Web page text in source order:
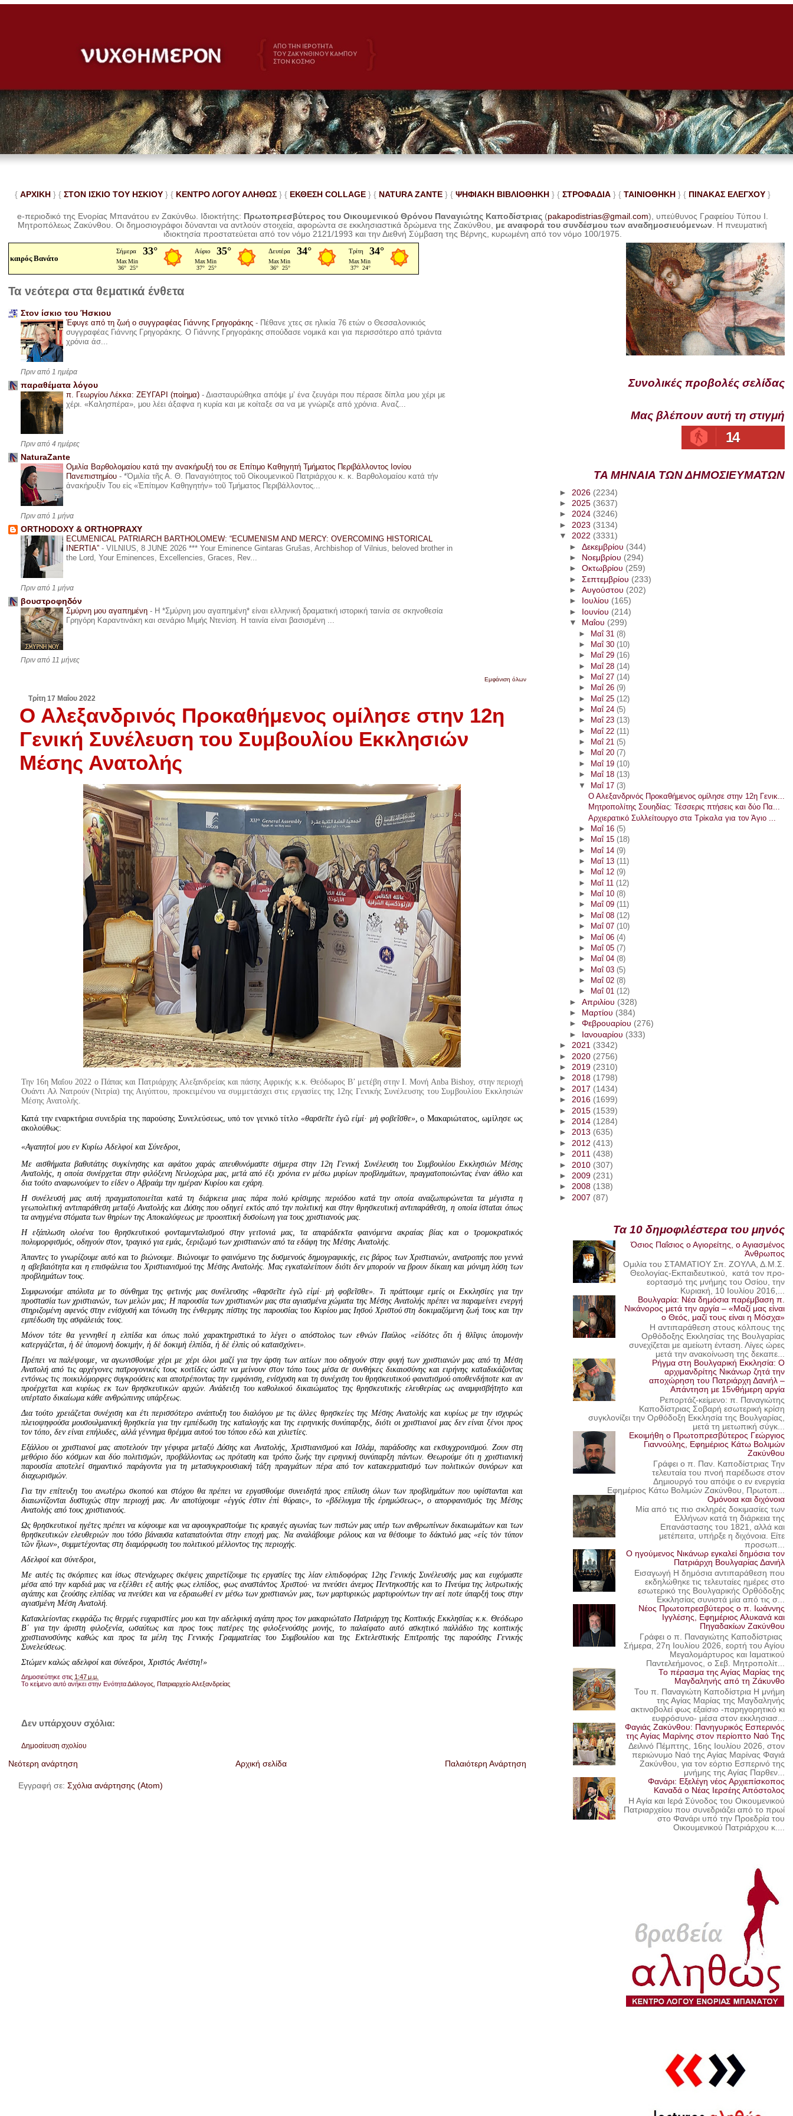
{ ΑΡΧΙΚΗ } { ΣΤΟΝ ΙΣΚΙΟ ΤΟΥ ΗΣΚΙΟΥ } { ΚΕΝΤΡΟ ΛΟΓΟΥ ΑΛΗΘΩΣ } { ΕΚΘΕΣΗ COLLAGE }{ NATURA ZANTE} { ΨΗΦΙΑΚΗ ΒΙΒΛΙΟΘΗΚΗ } { ΣΤΡΟΦΑΔΙΑ } { ΤΑΙΝΙΟΘΗΚΗ } { ΠΙΝΑΚΑΣ ΕΛΕΓΧΟΥ}
e-περιοδικό της Ενορίας Μπανάτου εν Ζακύνθω. Ιδιοκτήτης: Πρωτοπρεσβύτερος του Οικουμενικού Θρόνου Παναγιώτης Καποδίστριας (pakapodistrias@gmail.com), υπεύθυνος Γραφείου Τύπου Ι.
Μητροπόλεως Ζακύνθου.Οι δημοσιογράφοι δύνανται να αντλούν στοιχεία, αφορώντα σε εκκλησιαστικά δρώμενα της Ζακύνθου, με αναφορά του συνδέσμου των αναδημοσιευόμενων . Ηπνευματική
ιδιοκτησία προστατεύεται από τον νόμο 2121/1993 και την Διεθνή Σύμβαση της Βέρνης, κυρωμένη από τον νόμο 100/1975.
καιρός Βανάτο
Τα νεότερα στα θεματικά ένθετα
Στον ίσκιο του Ήσκιου
Έφυγε από τη ζωή ο συγγραφέας Γιάννης Γρηγοράκης - Πέθανε χτες σε ηλικία 76 ετών ο Θεσσαλονικιός
συγγραφέας Γιάννης Γρηγοράκης. Ο Γιάννης Γρηγοράκης σπούδασε νομικά και για περισσότερο από τριάντα
χρόνια άσ...
Πριν από 1 ημέρα
παραθέματα λόγου
π. Γεωργίου Λέκκα: ΖΕΥΓΑΡΙ (ποίημα) - Διασταυρώθηκα απόψε μ’ ένα ζευγάρι που πέρασε δίπλα μου χέρι με
χέρι. «Καλησπέρα», μου λέει άξαφνα η κυρία και με κοίταξε σα να με γνώριζε από χρόνια. Αναζ...
Πριν από 4 ημέρες
NaturaZante
Ομιλία Βαρθολομαίου κατά την ανακήρυξή του σε Επίτιμο Καθηγητή Τμήματος Περιβάλλοντος Ιονίου
Πανεπιστημίου - *Ὁμιλία τῆς Α. Θ. Παναγιότητος τοῦ Οἰκουμενικοῦ Πατριάρχου κ. κ. Βαρθολομαίου κατά τήν
ἀνακήρυξίν Του εἰς «Ἐπίτιμον Καθηγητήν» τοῦ Τμήματος Περιβάλλοντος...
Πριν από 1 μήνα
ORTHODOXY & ORTHOPRAXY
ECUMENICAL PATRIARCH BARTHOLOMEW: “ECUMENISM AND MERCY: OVERCOMING HISTORICAL
INERTIA” - VILNIUS, 8 JUNE 2026 *** Your Eminence Gintaras Grušas, Archbishop of Vilnius, beloved brother in
the Lord, Your Eminences, Excellencies, Graces, Rev...
Πριν από 1 μήνα
βουστροφηδόν
Σμύρνη μου αγαπημένη - Η *Σμύρνη μου αγαπημένη* είναι ελληνική δραματική ιστορική ταινία σε σκηνοθεσία
Γρηγόρη Καραντινάκη και σενάριο Μιμής Ντενίση. Η ταινία είναι βασισμένη ...
Πριν από 11 μήνες
Εμφάνιση όλων
Τρίτη 17 Μαΐου 2022
Ο Αλεξανδρινός Προκαθήμενος ομίλησε στην 12η
Γενική Συνέλευση του Συμβουλίου Εκκλησιών
Μέσης Ανατολής
Την 16η Μαΐου 2022 ο Πάπας και Πατριάρχης Αλεξανδρείας και πάσης Αφρικής κ.κ. Θεόδωρος Β’ μετέβη στην Ι. Μονή Anba Bishoy, στην περιοχή
Ουάντι Αλ Νατρούν (Νιτρία) της Αιγύπτου, προκειμένου να συμμετάσχει στις εργασίες της 12ης Γενικής Συνέλευσης του Συμβουλίου Εκκλησιών
Μέσης Ανατολής.
Κατά την εναρκτήρια συνεδρία της παρούσης Συνελεύσεως, υπό τον γενικό τίτλο «θαρσεῖτε ἐγῶ εἰμί· μὴ φοβεῖσθε», ο Μακαριώτατος, ωμίλησε ως
ακολούθως:
«Αγαπητοί μου εν Κυρίω Αδελφοί και Σύνεδροι,
Με αισθήματα βαθυτάτης συγκίνησης και αφάτου χαράς απευθυνόμαστε σήμερα στην 12η Γενική Συνέλευση του Συμβουλίου Εκκλησιών Μέσης
Ανατολής, η οποία συνέρχεται στην φιλόξενη Νειλοχώρα μας, μετά από έξι χρόνια εν μέσω μυρίων προβλημάτων, πραγματοποιώντας έναν άθλο και
δια τούτο αναφωνούμεν το είδεν ο Αβραάμ την ημέραν Κυρίου και εχάρη.
Η συνέλευσή μας αυτή πραγματοποιείται κατά τη διάρκεια μιας πάρα πολύ κρίσιμης περιόδου κατά την οποία αναζωπυρώνεται τα μέγιστα η
γεωπολιτική αντιπαράθεση μεταξύ Ανατολής και Δύσης που οδηγεί εκτός από την πολιτική και στην θρησκευτική αντιπαράθεση, η οποία ίσταται όπως
τα ανηγμένα στόματα των θηρίων της Αποκαλύψεως με προοπτική δυσοίωνη για τους χριστιανούς μας.
Η εξάπλωση ολοένα του θρησκευτικού φονταμενταλισμού στην γειτονιά μας, τα απαράδεκτα φαινόμενα ακραίας βίας και ο τρομοκρατικός
πολυμορφισμός, οδηγούν στον, τραγικό για εμάς, ξεριζωμό των χριστιανών από τα εδάφη της Μέσης Ανατολής.
Άπαντες το γνωρίζουμε αυτό και το βιώνουμε. Βιώνουμε το φαινόμενο της δυσμενούς δημογραφικής, εις βάρος των Χριστιανών, ανατροπής που γεννά
η αβεβαιότητα και η επισφάλεια του Χριστιανισμού της Μέσης Ανατολής. Μας εγκαταλείπουν διότι δεν μπορούν να βρουν δίκαιη και μόνιμη λύση των
προβλημάτων τους.
Συμφωνούμε απόλυτα με το σύνθημα της φετινής μας συνέλευσης «θαρσεῖτε ἐγῶ εἰμί· μὴ φοβεῖσθε». Τι πράττουμε εμείς οι Εκκλησίες για την
προστασία των χριστιανών, των μελών μας; Η παρουσία των χριστιανών μας στα αγιασμένα χώματα της Μέσης Ανατολής πρέπει να παραμείνει ενεργή
στηριζομένη αφενός στην ενίσχυσή και τόνωση της ένθερμης πίστης της παρουσίας του Κυρίου μας Ιησού Χριστού στη δοκιμαζόμενη ζωή τους και την
εμπέδωση της ασφάλειάς τους.
Μόνον τότε θα γεννηθεί η ελπίδα και όπως πολύ χαρακτηριστικά το λέγει ο απόστολος των εθνών Παύλος «εἰδότες ὅτι ἡ θλῖψις ὑπομονὴν
κατεργάζεται, ἡ δὲ ὑπομονὴ δοκιμήν, ἡ δὲ δοκιμὴ ἐλπίδα, ἡ δὲ ἐλπὶς οὐ καταισχύνει».
Πρέπει να παλέψουμε, να αγωνισθούμε χέρι με χέρι όλοι μαζί για την άρση των αιτίων που οδηγούν στην φυγή των χριστιανών μας από τη Μέση
Ανατολή από τις αρχέγονες πατρογονικές τους κοιτίδες ώστε να μείνουν στον τόπο τους μέσα σε συνθήκες δικαιοσύνης και ειρήνης καταδικάζοντας
εντόνως τις ποικιλόμορφες συγκρούσεις και αποτρέποντας την εμφάνιση, ενίσχυση και τη συνέχιση του θρησκευτικού φανατισμού οποθενδήποτε και αν
προέρχεται και κυρίως εκ των θρησκευτικών αρχών. Ανάδειξη του καθολικού δικαιώματος της θρησκευτικής ελευθερίας ως αναμφισβήτητο και
υπέρτατο δικαίωμα κάθε ανθρώπινης υπάρξεως.
Δια τούτο χρειάζεται συνέχιση και έτι περισσότερο ανάπτυξη του διαλόγου με τις άλλες θρησκείες της Μέσης Ανατολής και κυρίως με την ισχυρώς
πλειοψηφούσα μουσουλμανική θρησκεία για την εμπέδωση της καταλογής και της ειρηνικής συνύπαρξης, διότι οι χριστιανοί μας δεν είναι ξένοι προς
τον τόπο, δεν είναι επήλυδες, αλλά γέννημα θρέμμα αυτού του τόπου εδώ και χιλιετίες.
Εξάλλου οι χριστιανοί μας αποτελούν την γέφυρα μεταξύ Δύσης και Ανατολής, Χριστιανισμού και Ισλάμ, παράδοσης και εκσυγχρονισμού. Ζουν στη
μεθόριο δύο κόσμων και δύο πολιτισμών, προβάλλοντας ως πρόταση και τρόπο ζωής την ειρηνική συνύπαρξη πάντων. Θεωρούμε ότι η χριστιανική
παρουσία αποτελεί σημαντικό παράγοντα για τη μετασυγκρουσιακή τάξη πραγμάτων πέρα από τον κατακερματισμό των πολιτικών συνόρων και
διαχωρισμών.
Για την επίτευξη του ανωτέρω σκοπού και στόχου θα πρέπει να εργασθούμε συνειδητά προς επίλυση όλων των προβλημάτων που υφίστανται και
διαιωνίζονται δυστυχώς στην περιοχή μας. Αν αποτύχουμε «ἐγγύς ἐστιν ἐπὶ θύραις», το «βδέλυγμα τῆς ἐρημώσεως», ο απορφανισμός της Μέσης
Ανατολής από τους χριστιανούς.
Ως θρησκευτικοί ηγέτες πρέπει να κύψουμε και να αφουγκραστούμε τις κραυγές αγωνίας των πιστών μας υπέρ των ανθρωπίνων δικαιωμάτων και των
θρησκευτικών ελευθεριών που τόσο βάναυσα καταπατούνται στην εποχή μας. Να αναλάβουμε ρόλους και να θέσουμε το δάκτυλό μας «εἰς τὸν τύπον
τῶν ἥλων», συμμετέχοντας στη διαμόρφωση του πολιτικού μέλλοντος της περιοχής.
Αδελφοί και σύνεδροι,
Με αυτές τις σκόρπιες και ίσως στενάχωρες σκέψεις χαιρετίζουμε τις εργασίες της λίαν ελπιδοφόρας 12ης Γενικής Συνέλευσής μας και ευχόμαστε
μέσα από την καρδιά μας να εξέλθει εξ αυτής φως ελπίδος, φως αναστάντος Χριστού· να πνεύσει άνεμος Πεντηκοστής και το Πνεύμα της λυτρωτικής
αγάπης και ζεούσης ελπίδας να πνεύσει και να εδραιωθεί εν μέσω των χριστιανών μας, των μαρτυρικώς μαρτυρούντων την αεί ποτε ύπαρξή τους στην
αγιασμένη Μέση Ανατολή.
Κατακλείοντας εκφράζω τις θερμές ευχαριστίες μου και την αδελφική αγάπη προς τον μακαριώτατο Πατριάρχη της Κοπτικής Εκκλησίας κ.κ. Θεόδωρο
Β΄ για την άριστη φιλοξενία, ωσαύτως και προς τους πατέρες της φιλοξενούσης μονής, το παλαίφατο αυτό ασκητικό παλλάδιο της κοπτικής
χριστιανοσύνης καθώς και προς τα μέλη της Γενικής Γραμματείας του Συμβουλίου και της Εκτελεστικής Επιτροπής της παρούσης Γενικής
Συνελεύσεως.
Στώμεν καλώς αδελφοί και σύνεδροι, Χριστός Ανέστη!»
Δημοσιεύτηκε στις1:47 μ.μ.
Το κείμενο αυτό ανήκει στην ΕνότηταΔιάλογος, Πατριαρχείο Αλεξανδρείας
Δεν υπάρχουν σχόλια:
Δημοσίευση σχολίου
Νεότερη ανάρτηση Παλαιότερη Ανάρτηση
Αρχική σελίδα
Εγγραφή σε:Σχόλια ανάρτησης (Atom)
Συνολικές προβολές σελίδας
Μας βλέπουν αυτή τη στιγμή
14
ΤΑ ΜΗΝΑΙΑ ΤΩΝ ΔΗΜΟΣΙΕΥΜΑΤΩΝ
► 2026 (2234)
► 2025 (3637)
►2024 (3246)
► 2023 (3134)
▼2022 (3331)
► Δεκεμβρίου (344)
►
Νοεμβρίου (294)
► Οκτωβρίου (259)
► Σεπτεμβρίου (233)
► Αυγούστου (202)
►
Ιουλίου (165)
►
Ιουνίου (214)
▼
Μαΐου (299)
► Μαΐ 31 (8)
►
Μαΐ 30 (10)
►
Μαΐ 29 (16)
► Μαΐ 28 (14)
►
Μαΐ 27 (14)
►
Μαΐ 26 (9)
► Μαΐ 25 (12)
►
Μαΐ 24 (5)
►
Μαΐ 23 (13)
► Μαΐ 22 (11)
►
Μαΐ 21 (5)
►
Μαΐ 20 (7)
►
Μαΐ 19 (10)
►
Μαΐ 18 (13)
▼ Μαΐ 17 (3)
Ο Αλεξανδρινός Προκαθήμενος ομίλησε στην 12η Γενικ...
Μητροπολίτης Σουηδίας: Τέσσερις πτήσεις και δύο Πα...
Αρχιερατικό Συλλείτουργο στα Τρίκαλα για τον Άγιο ...
►
Μαΐ 16 (5)
►
Μαΐ 15 (18)
► Μαΐ 14 (9)
►
Μαΐ 13 (11)
►
Μαΐ 12 (9)
►
Μαΐ 11 (12)
►
Μαΐ 10 (8)
►
Μαΐ 09 (11)
►
Μαΐ 08 (12)
►
Μαΐ 07 (10)
► Μαΐ 06 (4)
►
Μαΐ 05 (7)
►
Μαΐ 04 (8)
► Μαΐ 03 (5)
►
Μαΐ 02 (8)
►
Μαΐ 01 (12)
► Απριλίου (328)
►
Μαρτίου (384)
► Φεβρουαρίου (276)
►
Ιανουαρίου (333)
►2021 (3342)
► 2020 (2756)
►2019 (2310)
►2018 (1798)
► 2017 (1434)
►2016 (1699)
► 2015 (1539)
► 2014 (1284)
►2013 (635)
► 2012 (413)
►2011 (438)
► 2010 (307)
► 2009 (231)
►2008 (138)
► 2007 (87)
Τα 10 δημοφιλέστερα του μηνός
Όσιος Παΐσιος ο Αγιορείτης, ο Αγιασμένος
Άνθρωπος
Ομιλία του ΣΤΑΜΑΤΙΟΥ Σπ. ΖΟΥΛΑ, Δ.Μ.Σ.
Θεολογίας-Εκπαιδευτικού, κατά τον προ-
εορτασμό της μνήμης του Οσίου, την
Κυριακή, 10 Ιουλίου 2016,...
Βουλγαρία: Νέα δημόσια παρέμβαση π.
Νικάνορος μετά την αργία – «Μαζί μας είναι
ο Θεός, μαζί τους είναι η Μόσχα»
Η αντιπαράθεση στους κόλπους της
Ορθόδοξης Εκκλησίας της Βουλγαρίας
συνεχίζεται με αμείωτη ένταση. Λίγες ώρες
μετά την ανακοίνωση της δεκαπε...
Ρήγμα στη Βουλγαρική Εκκλησία: Ο
αρχιμανδρίτης Νικάνωρ ζητά την
αποχώρηση του Πατριάρχη Δανιήλ –
Απάντηση με 15νθήμερη αργία
Ρεπορτάζ-κείμενο: π. Παναγιώτης
Καποδίστριας Σοβαρή εσωτερική κρίση
συγκλονίζει την Ορθόδοξη Εκκλησία της Βουλγαρίας,
μετά τη μετωπική σύγκ...
Εκοιμήθη ο Πρωτοπρεσβύτερος Γεώργιος
Γιαννούλης, Εφημέριος Κάτω Βολιμών
Ζακύνθου
Γράφει ο π. Παν. Καποδίστριας Την
τελευταία του πνοή παρέδωσε στον
Δημιουργό του απόψε ο εν ενεργεία
Εφημέριος Κάτω Βολιμών Ζακύνθου, Πρωτοπ...
Ομόνοια και διχόνοια
Μία από τις πιο σκληρές δοκιμασίες των
Ελλήνων κατά τη διάρκεια της
Επανάστασης του 1821, αλλά και
μετέπειτα, υπήρξε η διχόνοια. Είτε
προσωπ...
Ο ηγούμενος Νικάνωρ εγκαλεί δημόσια τον
Πατριάρχη Βουλγαρίας Δανιήλ
Εισαγωγή Η δημόσια αντιπαράθεση που
εκδηλώθηκε τις τελευταίες ημέρες στο
εσωτερικό της Βουλγαρικής Ορθόδοξης
Εκκλησίας συνιστά μία από τις σ...
Νέος Πρωτοπρεσβύτερος ο π. Ιωάννης
Ιγγλέσης, Εφημέριος Αλυκανά και
Πηγαδακίων Ζακύνθου
Γράφει ο π. Παναγιώτης Καποδίστριας
Σήμερα, 27η Ιουλίου 2026, εορτή του Αγίου
Μεγαλομάρτυρος και Ιαματικού
Παντελεήμονος, ο Σεβ. Μητροπολίτ...
Το πέρασμα της Αγίας Μαρίας της
Μαγδαληνής από τη Ζάκυνθο
Του π. Παναγιώτη Καποδίστρια Η μνήμη
της Αγίας Μαρίας της Μαγδαληνής
ακτινοβολεί φως εξαίσιο -παρηγορητικό κι
ευφρόσυνο- μέσα στον εκκλησιασ...
Φαγιάς Ζακύνθου: Πανηγυρικός Εσπερινός
της Αγίας Μαρίνης στον περίοπτο Ναό Της
Δειλινό Πέμπτης, 16ης Ιουλίου 2026, στον
περιώνυμο Ναό της Αγίας Μαρίνας Φαγιά
Ζακύνθου, για τον εόρτιο Εσπερινό της
μνήμης της Αγίας Παρθεν...
Φανάρι: Εξελέγη νέος Αρχιεπίσκοπος
Καναδά ο Νέας Ιερσέης Απόστολος
Η Αγία και Ιερά Σύνοδος του Οικουμενικού
Πατριαρχείου που συνεδριάζει από το πρωί
στο Φανάρι υπό την Προεδρία του
Οικουμενικού Πατριάρχου κ....